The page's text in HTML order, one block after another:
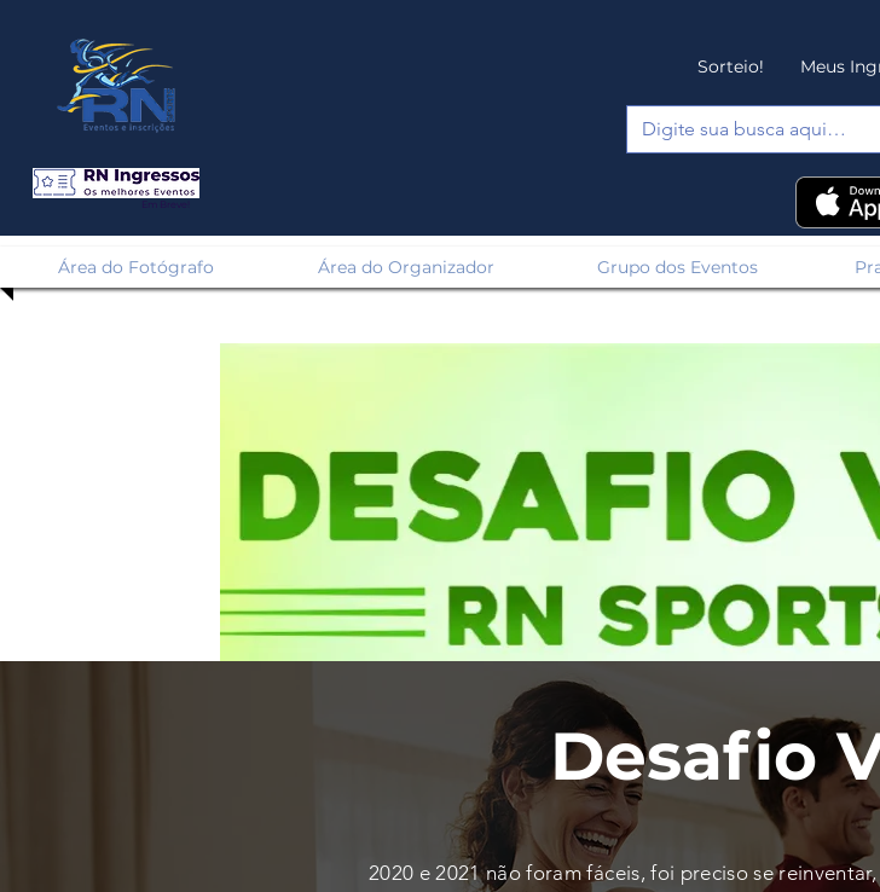
Em Breve!
Sorteio! Meus
Área do Fotógrafo Área do Organizador Grupo dos Eventos
Desafio
2020 e 2021 não foram fáceis, foi preciso se